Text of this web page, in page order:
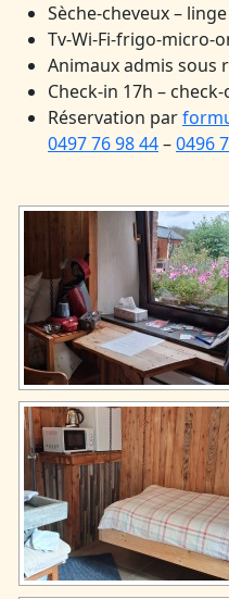
Sèche-cheveux –
Tv-Wi-Fi-frigo-micro-
Animaux admis sous
Check-in 17h –
Réservation par
0497 76 98 44–0496